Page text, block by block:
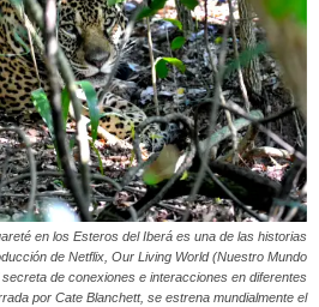
en los Esteros del Iberá es una de las historias
de Netflix, Our Living World (Nuestro Mundo
de conexiones e interacciones en diferentes
por Cate Blanchett, se estrena mundialmente el